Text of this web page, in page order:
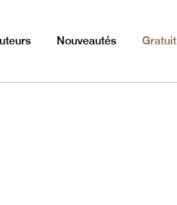
Nouveautés Gratuit